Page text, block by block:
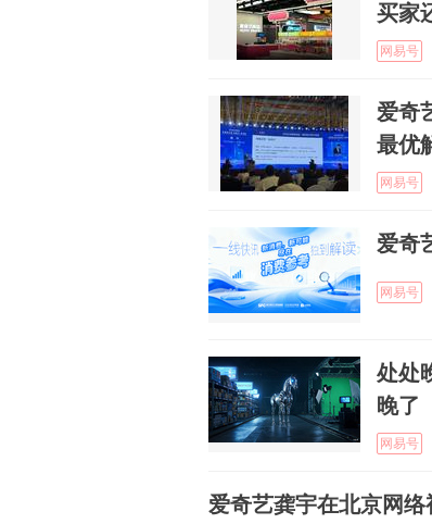
买家
网易号
爱奇
最优
网易号
爱奇
网易号
处处
晚了
网易号
爱奇艺龚宇在北京网